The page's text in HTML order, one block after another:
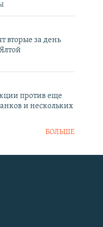
вторые за день
против еще
и нескольких
БОЛЬШЕ